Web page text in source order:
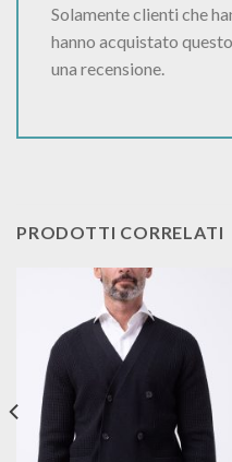
Solamente clienti che
hanno acquistato
una recensione.
PRODOTTI CORRELATI